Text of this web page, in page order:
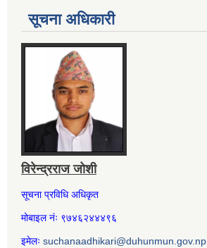
सूचना अधिकारी
विरेन्द्रराज जोशी
सूचना प्रविधि अधिकृत
मोबाइल नंः ९७४६२४४४९६
इमेलः suchanaadhikari@duhunmun.gov.np